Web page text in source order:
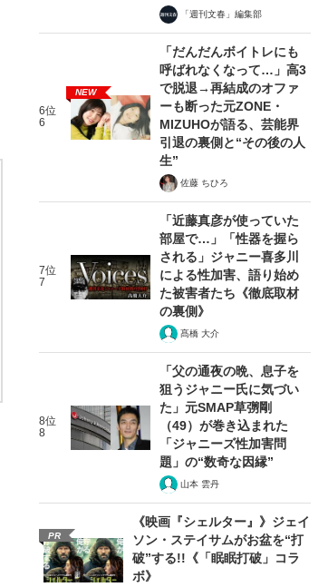
「週刊文春」編集部
6位
6
NEW
「だんだんボイトレにも
呼ばれなくなって…」高3
で脱退→再結成のオファ
ーも断った元ZONE・
MIZUHOが語る、芸能界
引退の裏側と“その後の人
生”
佐藤 ちひろ
7位
7
「近藤真彦が使っていた
部屋で…」「性器を握ら
される」ジャニー喜多川
による性加害、語り始め
た被害者たち《徹底取材
の裏側》
髙橋 大介
8位
8
「父の通夜の晩、息子を
狙うジャニー氏に気づい
た」元SMAP草彅剛
（49）が巻き込まれた
「ジャニーズ性加害問
題」の“数奇な因縁”
山本 雲丹
PR
《映画『シェルター』》ジェイ
ソン・ステイサムがお盆を“打
破”する!!《「眠眠打破」コラ
ボ》